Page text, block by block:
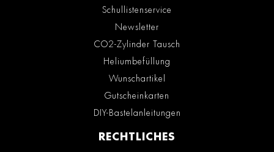
Schullistenservice
Newsletter
CO2-Zylinder Tausch
Heliumbefüllung
Wunschartikel
Gutscheinkarten
DIY-Bastelanleitungen
RECHTLICHES